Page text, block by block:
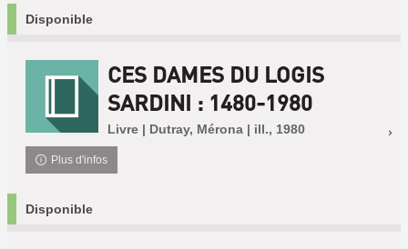
Disponible
CES DAMES DU LOGIS
SARDINI : 1480-1980
Livre | Dutray, Mérona | ill., 1980
Plus d'infos
Disponible